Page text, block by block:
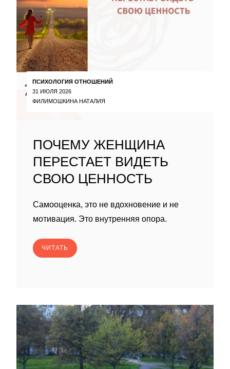
ПСИХОЛОГИЯ ОТНОШЕНИЙ
31 ИЮЛЯ 2026
ФИЛИМОШКИНА НАТАЛИЯ
ПОЧЕМУ ЖЕНЩИНА
ПЕРЕСТАЕТ ВИДЕТЬ
СВОЮ ЦЕННОСТЬ
Самооценка, это не вдохновение и не
мотивация. Это внутренняя опора.
ЧИТАТЬ